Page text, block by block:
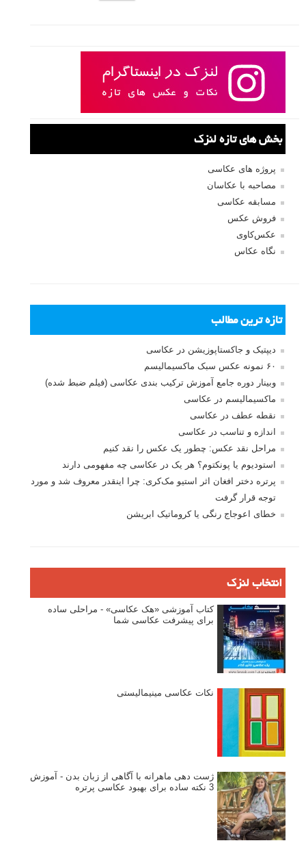
بخش های تازه لنزک
پروژه های عکاسی
مصاحبه با عکاسان
مسابقه عکاسی
فروش عکس
عکس‌کاوی
نگاه عکاس
تازه ترین مطالب
دیپتیک و جاکستا‌پوزیشن در عکاسی
۶۰ نمونه عکس سبک ماکسیمالیسم
وبینار دوره جامع آموزش ترکیب بندی عکاسی (فیلم ضبط شده)
ماکسیمالیسم در عکاسی
نقطه عطف در عکاسی
اندازه و تناسب در عکاسی
مراحل نقد عکس: چطور یک عکس را نقد کنیم
استودیوم یا پونکتوم؟ هر یک در عکاسی چه مفهومی دارند
پرتره دختر افغان اثر استیو مک‌کری: چرا اینقدر معروف شد و مورد
توجه قرار گرفت
خطای اعوجاج رنگی یا کروماتیک ابریشن
انتخاب لنزک
کتاب آموزشی «هک عکاسی» - مراحلی ساده
برای پیشرفت عکاسی شما
نکات عکاسی مینیمالیستی
ژست دهی ماهرانه با آگاهی از زبان بدن - آموزش
3 نکته ساده برای بهبود عکاسی پرتره